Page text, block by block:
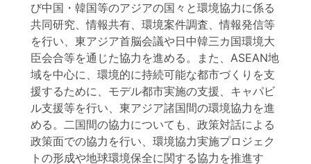
び中国・韓国等のアジアの国々と環境協力に係る
共同研究、情報共有、環境案件調査、情報発信等
を行い、東アジア首脳会議や日中韓三カ国環境大
臣会合等を通じた協力を進める。また、ASEAN地
域を中心に、環境的に持続可能な都市づくりを支
援するために、モデル都市実施の支援、キャパビ
ル支援等を行い、東アジア諸国間の環境協力を進
める。二国間の協力についても、政策対話による
政策面での協力を行い、環境協力実施プロジェク
トの形成や地球環境保全に関する協力を推進す